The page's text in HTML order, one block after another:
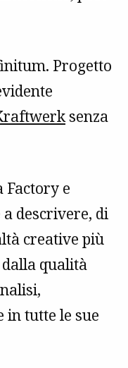
Progetto
senza
Factory e
descrivere, di
creative più
qualità
in tutte le sue